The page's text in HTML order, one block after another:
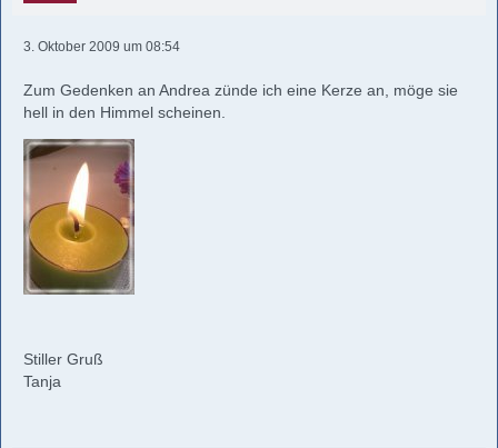
3. Oktober 2009 um 08:54
Zum Gedenken an Andrea zünde ich eine Kerze an, möge sie
hell in den Himmel scheinen.
Stiller Gruß
Tanja